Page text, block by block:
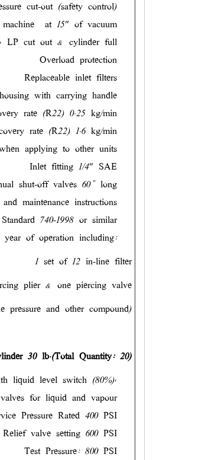
cut-out (safety control)
at 15" of vacuum
LP cut out & cylinder full
Overload protection
Replaceable inlet filters
with carrying handle
rate (R22) 0.25 kg/min
rate (R22) 1.6 kg/min
applying to other units
Inlet fitting 1/4" SAE
shut-off valves 60” long
maintenance instructions
740-1998 or similar
year of operation including:
1 set of 12 in-line filter
plier & one piercing valve
pressure and other compound)
30 lb.(Total Quantity: 20)
liquid level switch (80%),
for liquid and vapour
Pressure Rated 400 PSI
Relief valve setting 600 PSI
Test Pressure: 800 PSI